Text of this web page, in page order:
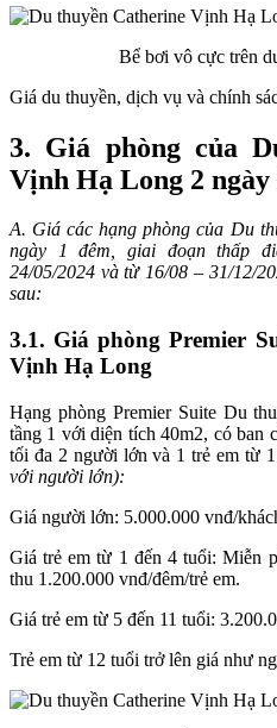
Bể bơi vô cực trên
Giá du thuyền, dịch vụ và chính
3. Giá phòng của
Vịnh Hạ Long 2 ngày
A. Giá các hạng phòng của Du
ngày 1 đêm, giai đoạn thấp
24/05/2024 và từ 16/08 – 31/12/
sau:
3.1. Giá phòng Premier
Vịnh Hạ Long
Hạng phòng Premier Suite Du
tầng 1 với diện tích 40m2, có ban
tối đa 2 người lớn và 1 trẻ em từ
với người lớn):
Giá người lớn: 5.000.000 vnđ/
Giá trẻ em từ 1 đến 4 tuổi: Miễn
thu 1.200.000 vnđ/đêm/trẻ em.
Giá trẻ em từ 5 đến 11 tuổi:
Trẻ em từ 12 tuổi trở lên giá như